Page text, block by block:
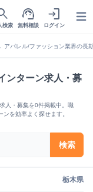
検索
support_agent
無料相談
login
ログイン
アパレル/ファッション業界の長
ンターン求人・募
人・募集を0件掲載中。職
を効率よく探せます。
検索
栃木県